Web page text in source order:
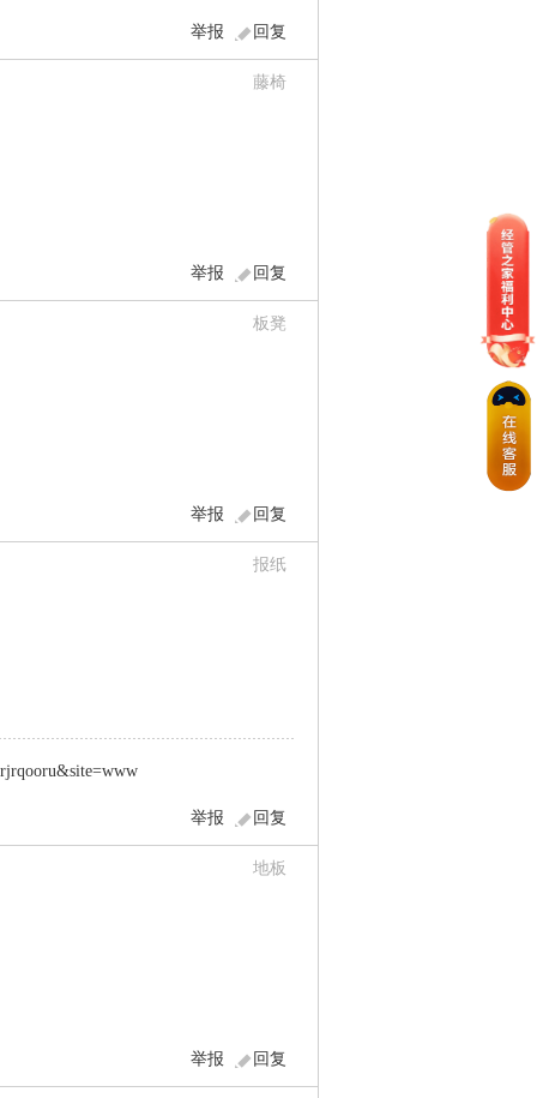
回复
举报
藤椅
回复
举报
板凳
回复
举报
报纸
回复
举报
地板
回复
举报